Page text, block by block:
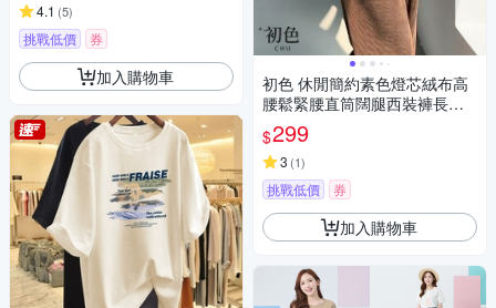
4.1 (5)
挑戰低價 券
加入購物車
初色 休閒簡約素色燈芯絨布高
腰鬆緊腰直筒闊腿西裝褲長褲-
共4色-31954(M-2XL可選)
$299
3 (1)
挑戰低價 券
加入購物車